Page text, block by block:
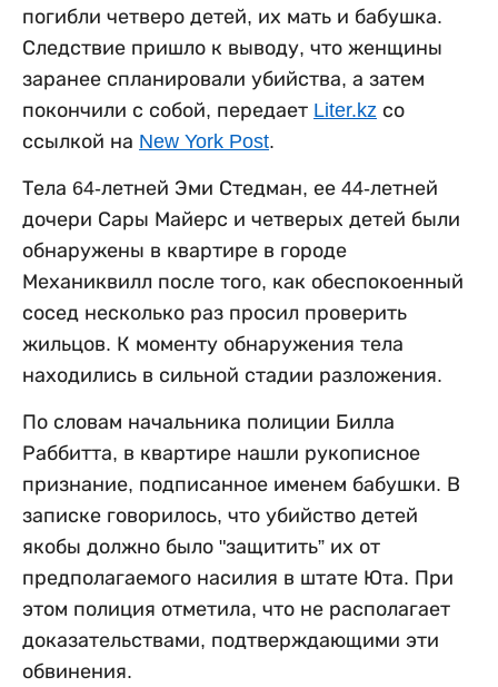
погибли четверо детей, их мать и бабушка.
Следствие пришло к выводу, что женщины
заранее спланировали убийства, а затем
покончили с собой, передает Liter.kz со
ссылкой на New York Post.
Тела 64-летней Эми Стедман, ее 44-летней
дочери Сары Майерс и четверых детей были
обнаружены в квартире в городе
Механиквилл после того, как обеспокоенный
сосед несколько раз просил проверить
жильцов. К моменту обнаружения тела
находились в сильной стадии разложения.
По словам начальника полиции Билла
Раббитта, в квартире нашли рукописное
признание, подписанное именем бабушки. В
записке говорилось, что убийство детей
якобы должно было "защитить” их от
предполагаемого насилия в штате Юта. При
этом полиция отметила, что не располагает
доказательствами, подтверждающими эти
обвинения.